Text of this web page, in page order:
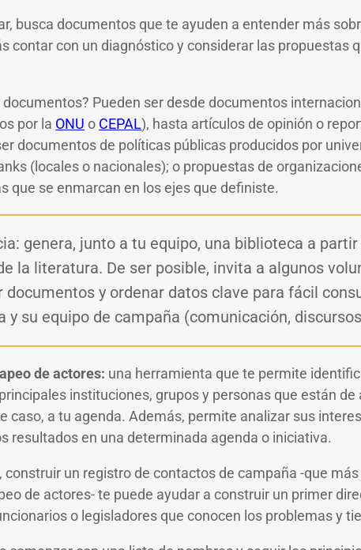
busca documentos que te ayuden a entender más
contar con un diagnóstico y considerar las propuestas
documentos? Pueden ser desde documentos
por la ONU o CEPAL), hasta artículos de opinión o
documentos de políticas públicas producidos por
(locales o nacionales); o propuestas de
que se enmarcan en los ejes que definiste.
genera, junto a tu equipo, una biblioteca a
la literatura. De ser posible, invita a algunos
documentos y ordenar datos clave para fácil
y su equipo de campaña (comunicación,
de actores: una herramienta que te permite
instituciones, grupos y personas que están de
caso, a tu agenda. Además, permite analizar sus
resultados en una determinada agenda o iniciativa.
construir un registro de contactos de campaña -que
de actores- te puede ayudar a construir un primer
o legisladores que conocen los problemas y